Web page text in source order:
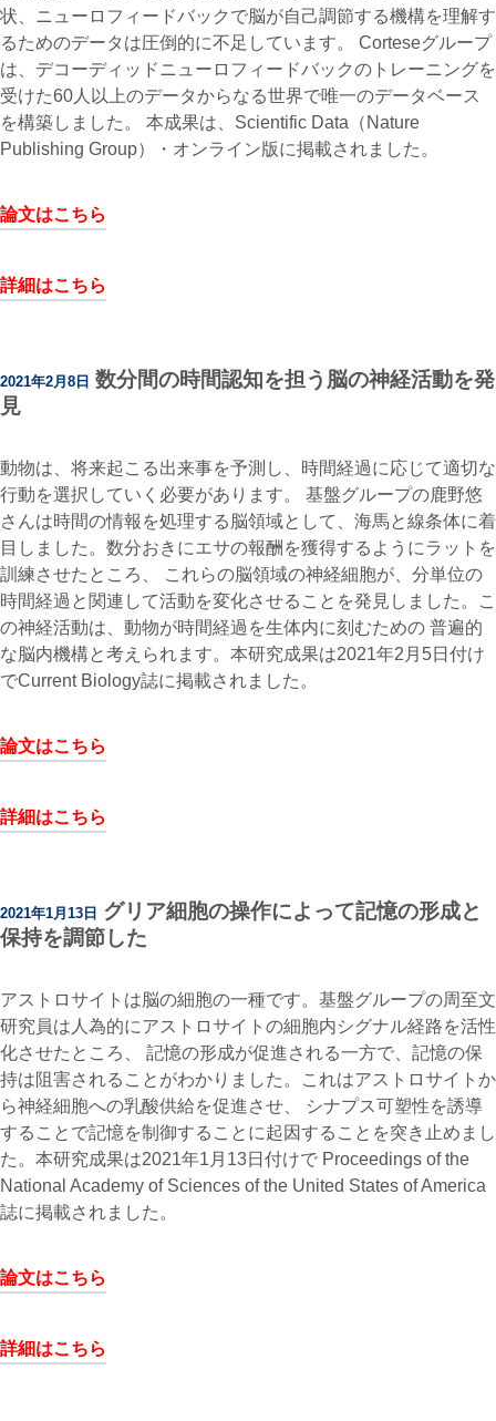
状、ニューロフィードバックで脳が自己調節する機構を理解す
るためのデータは圧倒的に不足しています。 Corteseグループ
は、デコーディッドニューロフィードバックのトレーニングを
受けた60人以上のデータからなる世界で唯一のデータベース
を構築しました。 本成果は、Scientific Data（Nature
Publishing Group）・オンライン版に掲載されました。
論文はこちら
詳細はこちら
2021年2月8日 数分間の時間認知を担う脳の神経活動を発
見
動物は、将来起こる出来事を予測し、時間経過に応じて適切な
行動を選択していく必要があります。 基盤グループの鹿野悠
さんは時間の情報を処理する脳領域として、海馬と線条体に着
目しました。数分おきにエサの報酬を獲得するようにラットを
訓練させたところ、 これらの脳領域の神経細胞が、分単位の
時間経過と関連して活動を変化させることを発見しました。こ
の神経活動は、動物が時間経過を生体内に刻むための 普遍的
な脳内機構と考えられます。本研究成果は2021年2月5日付け
でCurrent Biology誌に掲載されました。
論文はこちら
詳細はこちら
2021年1月13日
グリア細胞の操作によって記憶の形成と
保持を調節した
アストロサイトは脳の細胞の一種です。基盤グループの周至文
研究員は人為的にアストロサイトの細胞内シグナル経路を活性
化させたところ、 記憶の形成が促進される一方で、記憶の保
持は阻害されることがわかりました。これはアストロサイトか
ら神経細胞への乳酸供給を促進させ、 シナプス可塑性を誘導
することで記憶を制御することに起因することを突き止めまし
た。本研究成果は2021年1月13日付けで Proceedings of the
National Academy of Sciences of the United States of America
誌に掲載されました。
論文はこちら
詳細はこちら